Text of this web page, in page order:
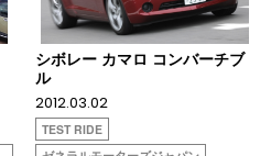
シボレー カマロ コンバーチブ
ル
2012.03.02
TEST RIDE